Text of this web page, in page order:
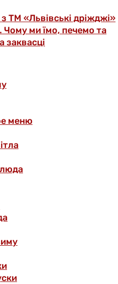
ТМ «Львівські дріжджі»
Чому ми їмо, печемо та
заквасці
меню